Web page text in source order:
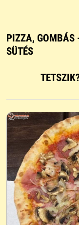
PIZZA, GOMBÁS
SÜTÉS